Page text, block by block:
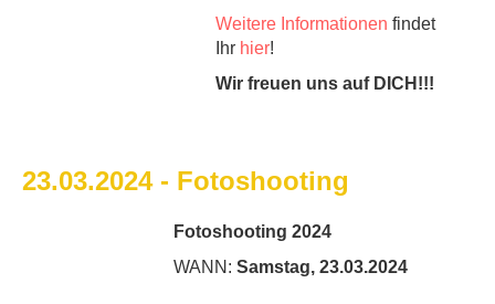
Weitere Informationen findet
Ihr hier!
Wir freuen uns auf DICH!!!
23.03.2024 - Fotoshooting
Fotoshooting 2024
WANN: Samstag, 23.03.2024